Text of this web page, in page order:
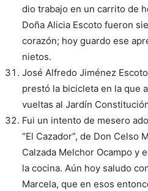
dio trabajo en un carrito de
Doña Alicia Escoto fueron
corazón; hoy guardo ese
nietos.
José Alfredo Jiménez
prestó la bicicleta en la que
vueltas al Jardín
Fui un intento de mesero
“El Cazador”, de Don Celso
Calzada Melchor Ocampo y
la cocina. Aún hoy saludo
Marcela, que en esos